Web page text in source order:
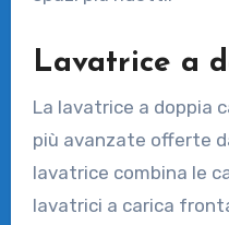
Lavatrice a
La lavatrice a doppia
più avanzate offerte
lavatrice combina le
lavatrici a carica